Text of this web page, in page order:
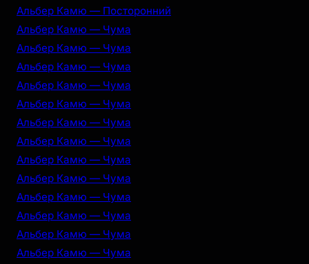
Альбер Камю — Посторонний
Альбер Камю — Чума
Альбер Камю — Чума
Альбер Камю — Чума
Альбер Камю — Чума
Альбер Камю — Чума
Альбер Камю — Чума
Альбер Камю — Чума
Альбер Камю — Чума
Альбер Камю — Чума
Альбер Камю — Чума
Альбер Камю — Чума
Альбер Камю — Чума
Альбер Камю — Чума